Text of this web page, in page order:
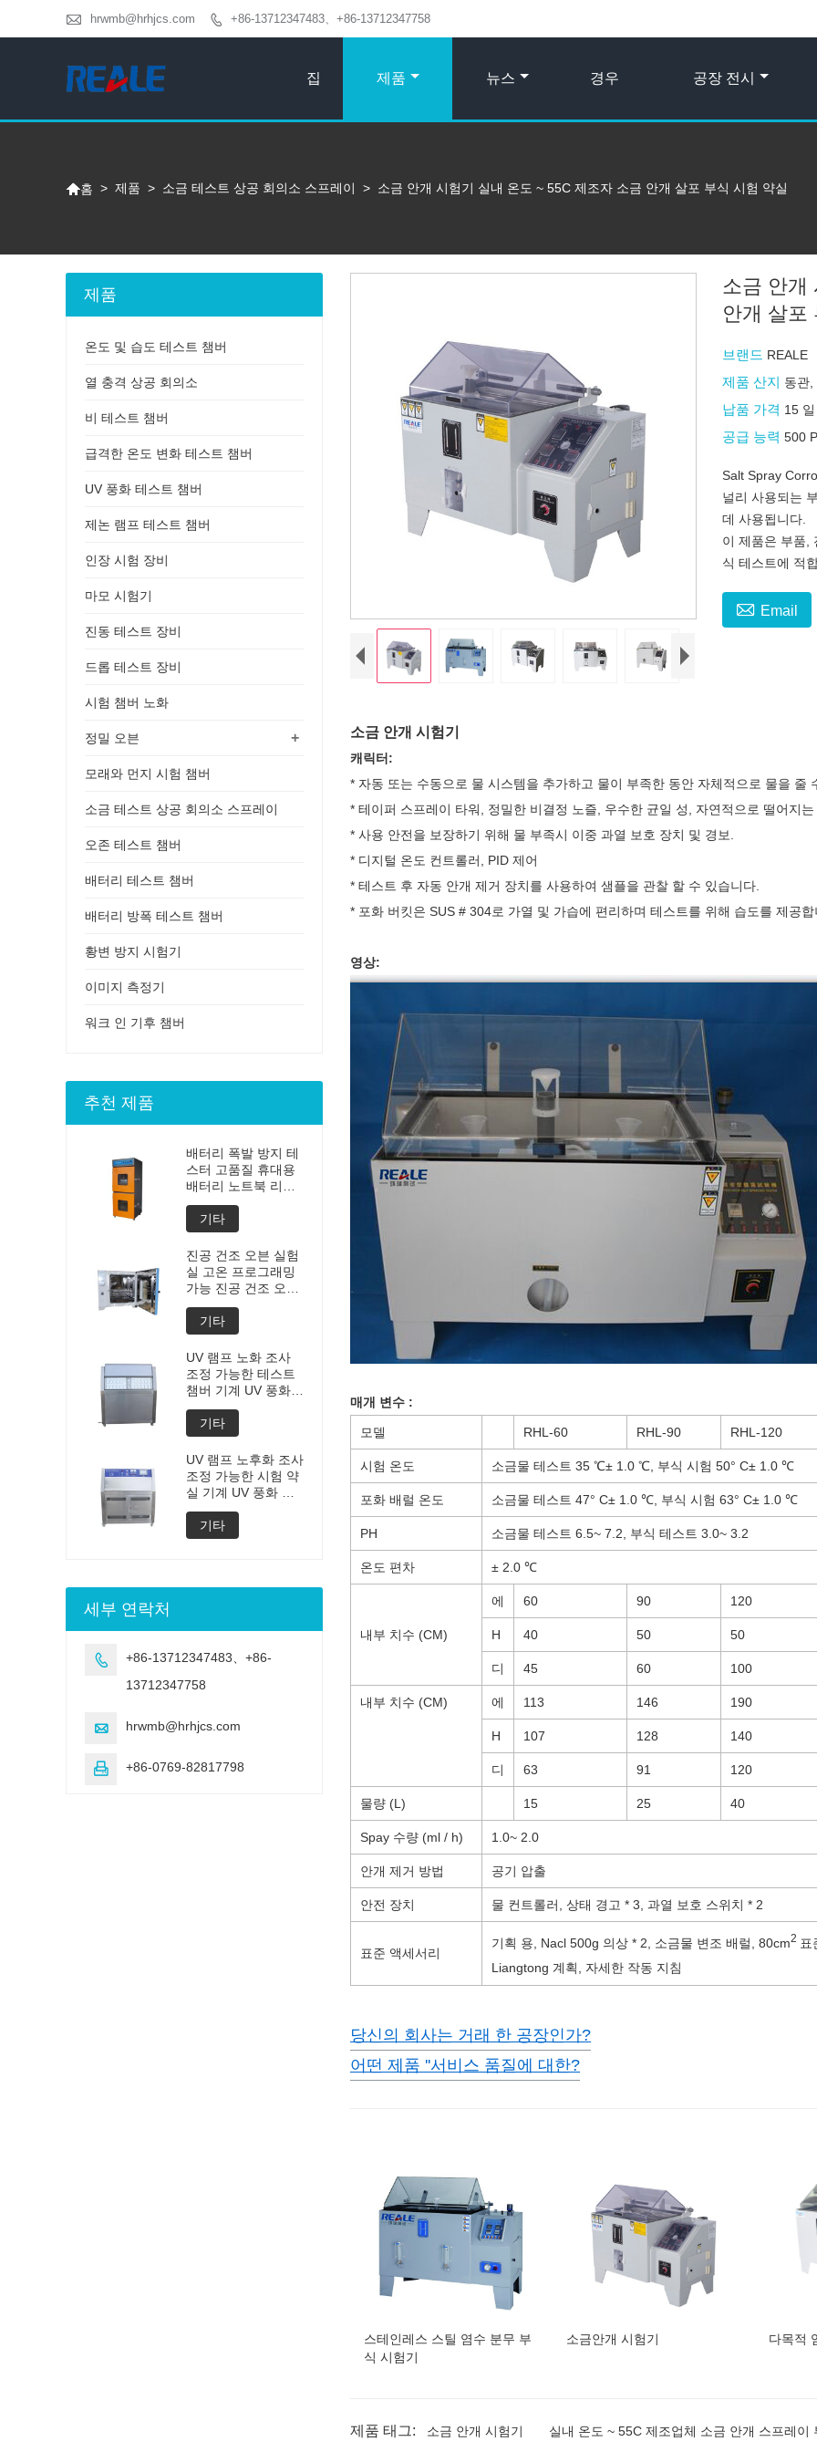
 hrwmb@hrhjcs.com  +86-13712347483、+86-13712347758
집 제품 뉴스 경우 공장 전시
홈 > 제품 > 소금 테스트 상공 회의소 스프레이 > 소금 안개 시험기 실내 온도 ~ 55C 제조자 소금 안개 살포 부식 시험 약실
소금 안개
안개 살포
브랜드 REALE
제품 산지 동관,
납품 가격 15
공급 능력500
Salt Spray
널리 사용되는
데 사용됩니다.
이 제품은 부품,
식 테스트에 적
 Email
소금 안개 시험기
캐릭터:
* 자동 또는 수동으로 물 시스템을 추가하고 물이 부족한 동안 자체적으로 물을 줄
* 테이퍼 스프레이 타워, 정밀한 비결정 노즐, 우수한 균일 성, 자연적으로 떨어지
* 사용 안전을 보장하기 위해 물 부족시 이중 과열 보호 장치 및 경보.
* 디지털 온도 컨트롤러, PID 제어
* 테스트 후 자동 안개 제거 장치를 사용하여 샘플을 관찰 할 수 있습니다.
* 포화 버킷은 SUS # 304로 가열 및 가습에 편리하며 테스트를 위해 습도를 제공
영상:
매개 변수 :
모델 RHL-60 RHL-90 RHL-120
시험 온도 소금물 테스트 35 ℃± 1.0 ℃, 부식 시험 50° C± 1.0 ℃
포화 배럴 온도 소금물 테스트 47° C± 1.0 ℃, 부식 시험 63° C± 1.0 ℃
PH 소금물 테스트 6.5~ 7.2 , 부식 테스트 3.0~ 3.2
온도 편차 ± 2.0 ℃
내부 치수 (CM)
에 60 90 120
H 40 50 50
디 45 60 100
내부 치수 (CM) 에 113 146 190
H 107 128 140
디 63 91 120
물량 (L) 15 25 40
Spay 수량 (ml / h) 1.0~ 2.0
안개 제거 방법 공기 압출
안전 장치 물 컨트롤러, 상태 경고 * 3, 과열 보호 스위치 * 2
표준 액세서리
기획 용, Nacl 500g 의상 * 2, 소금물 변조 배럴, 80cm2 표
Liangtong 계획, 자세한 작동 지침
당신의 회사는 거래 한 공장인가?
어떤 제품 ''서비스 품질에 대한?
스테인레스 스틸 염수 분무 부
식 시험기
소금안개 시험기 다목적
제품 태그: 소금 안개 시험기
실내 온도 ~ 55C 제조업체 소금 안개 스프레이
제품
온도 및 습도 테스트 챔버
열 충격 상공 회의소
비 테스트 챔버
급격한 온도 변화 테스트 챔버
UV 풍화 테스트 챔버
제논 램프 테스트 챔버
인장 시험 장비
마모 시험기
진동 테스트 장비
드롭 테스트 장비
시험 챔버 노화
+
정밀 오븐
모래와 먼지 시험 챔버
소금 테스트 상공 회의소 스프레이
오존 테스트 챔버
배터리 테스트 챔버
배터리 방폭 테스트 챔버
황변 방지 시험기
이미지 측정기
워크 인 기후 챔버
추천 제품
배터리 폭발 방지 테
스터 고품질 휴대용
배터리 노트북 리튬
발파 테스트 폭발 테
스터 배터리 테스터
제조 가격
기타
진공 건조 오븐 실험
실 고온 프로그래밍
가능 진공 건조 오븐
맞춤형 오븐 진공 건
조 장비의 진공 탈기
챔버 가격
기타
UV 램프 노화 조사
조정 가능한 테스트
챔버 기계 UV 풍화
노화 챔버 UV 가속
풍화 테스트
기타
UV 램프 노후화 조사
조정 가능한 시험 약
실 기계 UV 풍화 노
후화 약실 UV 가속
된 풍화 시험 기계
기타
세부 연락처

+86-13712347483、+86-
13712347758
 hrwmb@hrhjcs.com
 +86-0769-82817798